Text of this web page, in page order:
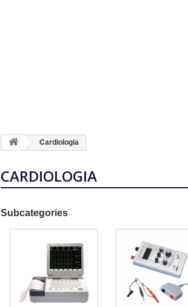
Cardiologia
CARDIOLOGIA
Subcategories